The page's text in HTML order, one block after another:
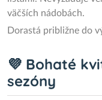
väčších nádobách.
Dorastá približne do
💜 Bohaté
sezóny